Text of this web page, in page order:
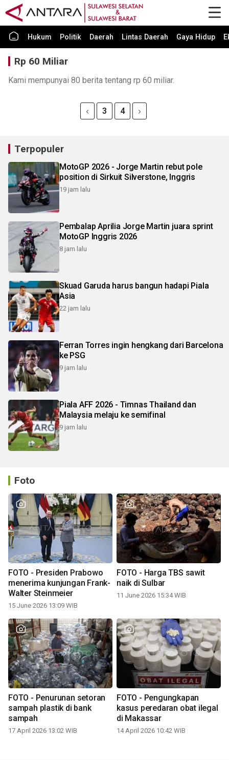
Hukum Politik Daerah Lintas Daerah Gaya Hidup
Rp 60 Miliar
Kami mempunyai 80 berita tentang rp 60 miliar.
3 4
Terpopuler
MotoGP 2026 - Jorge Martin rebut pole
position di Sirkuit Silverstone, Inggris
19 jam lalu
Pembalap Aprilia Jorge Martin juara sprint
MotoGP Inggris 2026
8 jam lalu
Skuad Garuda harus bangun hadapi Piala
Asia
22 jam lalu
Ferran Torres ingin hengkang dari Barcelona
ke PSG
9 jam lalu
Piala AFF 2026 - Timnas Thailand dan
Malaysia melaju ke semifinal
9 jam lalu
Foto
FOTO - Presiden Prabowo
menerima kunjungan Frank-
Walter Steinmeier
15 June 2026 13:09 WIB
FOTO - Harga TBS sawit
naik di Sulbar
11 June 2026 15:34 WIB
FOTO - Penurunan setoran
sampah plastik di bank
sampah
17 April 2026 13:02 WIB
FOTO - Pengungkapan
kasus peredaran obat ilegal
di Makassar
14 April 2026 10:42 WIB